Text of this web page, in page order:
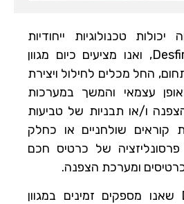
יכולות טכנולוגיות ייחודיות
להצפנת כרטיסי Desfire, ואנו מציעים כיום מגוון
החל מכלים לחילול ויצירת
עצמאי והמשך במערכות
ו/או תבניות של טביעות
קוראים שולחניים או כחלק
של כרטיס חכם
ומערכת הצפנה.
כרטיסי ה-DESFire שאנו מספקים זמינים במגוון